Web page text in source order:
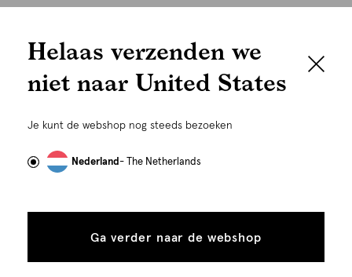
graag persoonlijk
gebruiken wij cookies en daarmee vergelijkbare
om advertenties te personaliseren...
tonen
toestaan
Helaas verzenden we
niet naar United States
Je kunt de webshop nog steeds bezoeken
Nederland- The Netherlands
Ga verder naar de webshop